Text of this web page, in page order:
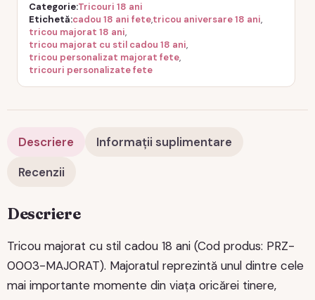
Categorie Tricouri 18 ani
Etichetă cadou 18 ani fete,tricou aniversare 18 ani,
tricou majorat 18 ani,
tricou majorat cu stil cadou 18 ani,
tricou personalizat majorat fete,
tricouri personalizate fete
Descriere
Informații suplimentare
Recenzii
Descriere
Tricou majorat cu stil cadou 18 ani (Cod produs: PRZ-
0003-MAJORAT). Majoratul reprezintă unul dintre cele
mai importante momente din viața oricărei tinere,